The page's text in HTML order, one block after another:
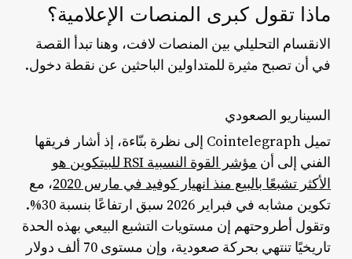
ماذا تقول كبرى المنصات الإعلامية؟
الانقسام التحليلي بين المنصات لافت، وهنا تبدأ القصة
في أن تصبح مثيرة للمتداولين الباحثين عن نقطة دخول.
السيناريو الصعودي
تميل Cointelegraph إلى نظرة بنّاءة، إذ أشار فريقها
الفني إلى أن
مؤشر القوة النسبية RSI للبيتكوين هو
الأكثر تشبعًا بالبيع منذ انهيار كوفيد في مارس 2020
، مع
تكوين مشابه في فبراير 2026 سبق ارتفاعًا بنسبة 30%.
وتقول أطروحتهم إن مستويات التشبع البيعي بهذه الحدة
تاريخيًا تنتهي بحركة صعودية، وإن مستوى 70 ألف دولار